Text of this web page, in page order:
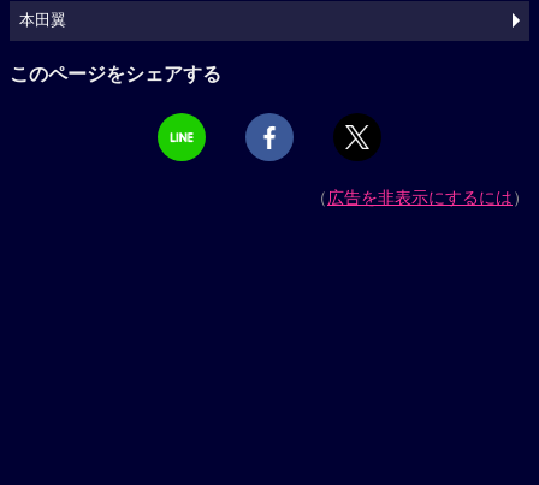
本田翼
このページをシェアする
（広告を非表示にするには）